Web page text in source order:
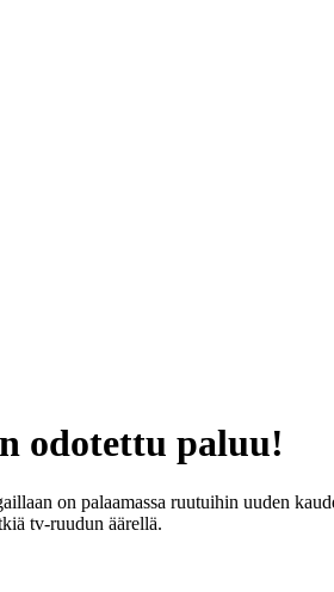
odotettu paluu!
on palaamassa ruutuihin uuden
tv-ruudun äärellä.